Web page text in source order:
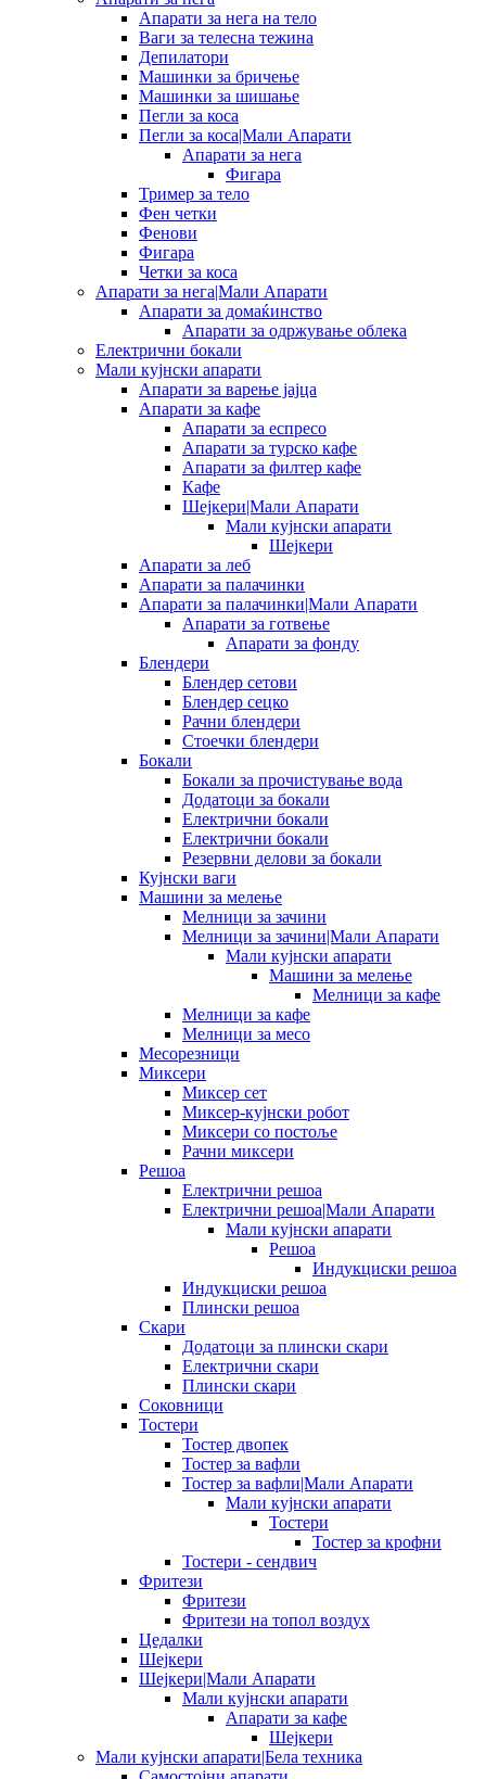
Апарати за нега на тело
Ваги за телесна тежина
Депилатори
Машинки за бричење
Машинки за шишање
Пегли за коса
Пегли за коса|Мали Апарати
Апарати за нега
Фигара
Тример за тело
Фен четки
Фенови
Фигара
Четки за коса
Апарати за нега|Мали Апарати
Апарати за домаќинство
Апарати за одржување облека
Електрични бокали
Мали кујнски апарати
Апарати за варење јајца
Апарати за кафе
Апарати за еспресо
Апарати за турско кафе
Апарати за филтер кафе
Кафе
Шејкери|Мали Апарати
Мали кујнски апарати
Шејкери
Апарати за леб
Апарати за палачинки
Апарати за палачинки|Мали Апарати
Апарати за готвење
Апарати за фонду
Блендери
Блендер сетови
Блендер сецко
Рачни блендери
Стоечки блендери
Бокали
Бокали за прочистување вода
Додатоци за бокали
Електрични бокали
Електрични бокали
Резервни делови за бокали
Кујнски ваги
Машини за мелење
Мелници за зачини
Мелници за зачини|Мали Апарати
Мали кујнски апарати
Машини за мелење
Мелници за кафе
Мелници за кафе
Мелници за месо
Месорезници
Миксери
Миксер сет
Миксер-кујнски робот
Миксери со постоље
Рачни миксери
Решоа
Електрични решоа
Електрични решоа|Мали Апарати
Мали кујнски апарати
Решоа
Индукциски решоа
Индукциски решоа
Плински решоа
Скари
Додатоци за плински скари
Електрични скари
Плински скари
Соковници
Тостери
Тостер двопек
Тостер за вафли
Тостер за вафли|Мали Апарати
Мали кујнски апарати
Тостери
Тостер за крофни
Тостери - сендвич
Фритези
Фритези
Фритези на топол воздух
Цедалки
Шејкери
Шејкери|Мали Апарати
Мали кујнски апарати
Апарати за кафе
Шејкери
Мали кујнски апарати|Бела техника